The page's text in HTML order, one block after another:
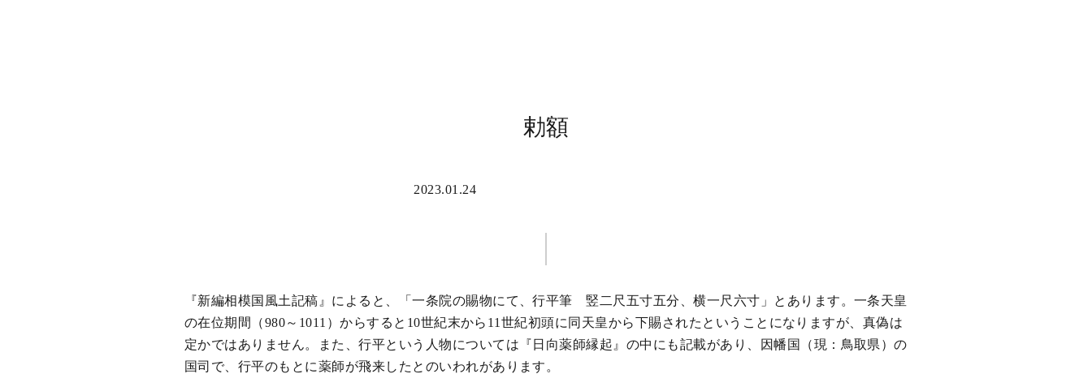
勅額
2023.01.24
『新編相模国風土記稿』によると、「一条院の賜物にて、行平筆 竪二尺五寸五分、横一尺六寸」とあります。一条天皇
の在位期間（980～1011）からすると10世紀末から11世紀初頭に同天皇から下賜されたということになりますが、真偽は
定かではありません。また、行平という人物については『日向薬師縁起』の中にも記載があり、因幡国（現：鳥取県）の
国司で、行平のもとに薬師が飛来したとのいわれがあります。